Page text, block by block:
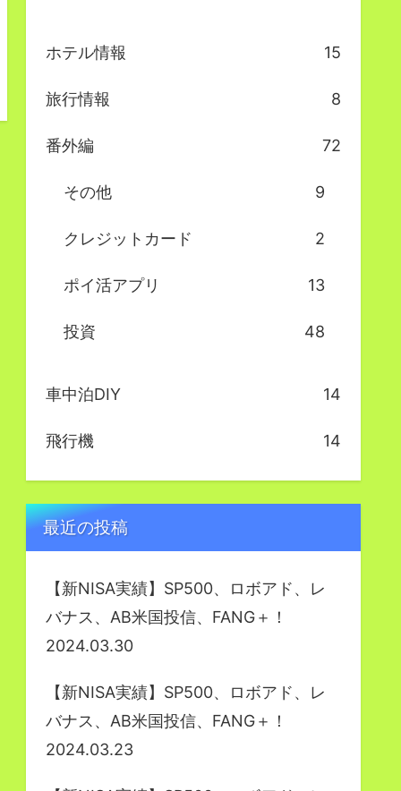
ホテル情報 15
旅行情報 8
番外編 72
その他 9
クレジットカード 2
ポイ活アプリ 13
投資 48
車中泊DIY 14
飛行機 14
最近の投稿
【新NISA実績】SP500、ロボアド、レ
バナス、AB米国投信、FANG＋！
2024.03.30
【新NISA実績】SP500、ロボアド、レ
バナス、AB米国投信、FANG＋！
2024.03.23